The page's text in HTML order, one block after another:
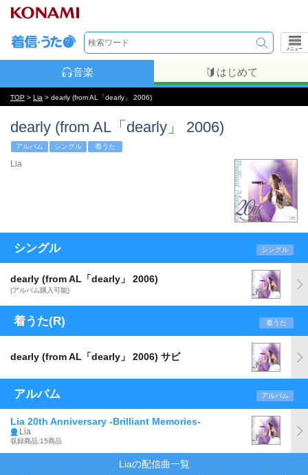
メニュー
音楽 はじめて
TOP > Lia > dearly (from AL「dearly」 2006)
dearly (from AL「dearly」 2006)
アルバム シングル 着うた
Lia
シングル シングル
dearly (from AL「dearly」 2006)
(アルバム購入可能)
着うた(R) 着うた
dearly (from AL「dearly」 2006) サビ
アルバム アルバム
Lia 20th Anniversary -Brilliant Memories-
Lia
収録商品:15商品
Liaの配信曲一覧